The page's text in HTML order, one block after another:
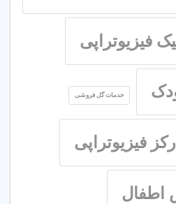
فیزیوتراپی
خدمات گل فروشی
فیزیوتراپی